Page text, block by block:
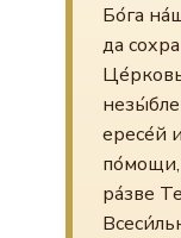
Бо́га
да
ересе́й
ра́зве